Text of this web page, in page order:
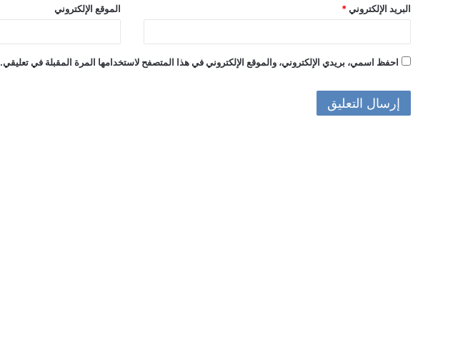
البريد الإلكتروني * الموقع الإلكتروني
احفظ اسمي، بريدي الإلكتروني، والموقع الإلكتروني في هذا المتصفح لاستخدامها المرة المقبلة في تعليقي.